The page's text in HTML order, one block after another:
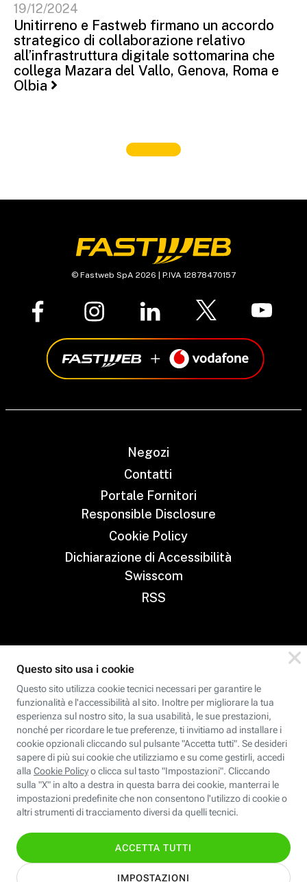
19/12/2024
Unitirreno e Fastweb firmano un accordo
strategico di collaborazione relativo
all’infrastruttura digitale sottomarina che
collega Mazara del Vallo, Genova, Roma e
Olbia
© Fastweb SpA 2026 | P.IVA 12878470157
Negozi
Contatti
Portale Fornitori
Responsible Disclosure
Cookie Policy
Dichiarazione di Accessibilità
Swisscom
RSS